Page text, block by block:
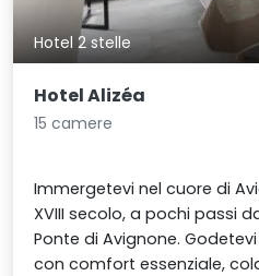
Hotel 2 stelle
Hotel Alizéa
15 camere
Immergetevi nel cuore di
XVIII secolo, a pochi passi
Ponte di Avignone.
con comfort essenziale,